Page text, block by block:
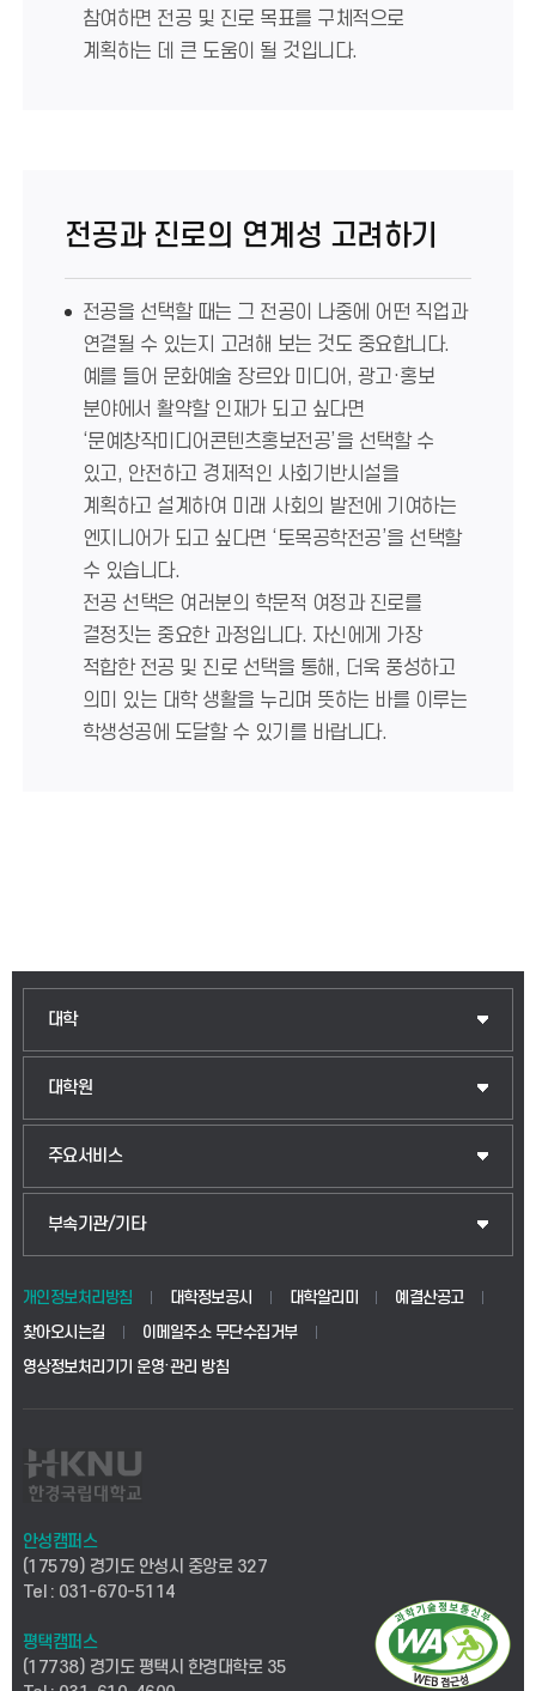
참여하면 전공 및 진로 목표를 구체적으로
계획하는 데 큰 도움이 될 것입니다.
전공과 진로의 연계성 고려하기
전공을 선택할 때는 그 전공이 나중에 어떤 직업과
연결될 수 있는지 고려해 보는 것도 중요합니다.
예를 들어 문화예술 장르와 미디어, 광고·홍보
분야에서 활약할 인재가 되고 싶다면
‘문예창작미디어콘텐츠홍보전공’을 선택할 수
있고, 안전하고 경제적인 사회기반시설을
계획하고 설계하여 미래 사회의 발전에 기여하는
엔지니어가 되고 싶다면 ‘토목공학전공’을 선택할
수 있습니다.
전공 선택은 여러분의 학문적 여정과 진로를
결정짓는 중요한 과정입니다. 자신에게 가장
적합한 전공 및 진로 선택을 통해, 더욱 풍성하고
의미 있는 대학 생활을 누리며 뜻하는 바를 이루는
학생성공에 도달할 수 있기를 바랍니다.
대학
대학원
주요서비스
부속기관/기타
개인정보처리방침 대학정보공시 대학알리미
예결산공고
찾아오시는길
이메일주소 무단수집거부
영상정보처리기기 운영·관리 방침
안성캠퍼스
(17579) 경기도 안성시 중앙로 327
Tel : 031-670-5114
평택캠퍼스
(17738) 경기도 평택시 한경대학로 35